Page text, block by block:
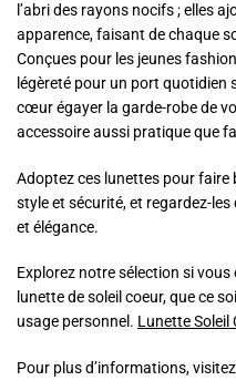
l’abri des rayons nocifs ; elles
apparence, faisant de chaque
Conçues pour les jeunes
légèreté pour un port quotidien
cœur égayer la garde-robe de
accessoire aussi pratique que
Adoptez ces lunettes pour faire
style et sécurité, et regardez-
et élégance.
Explorez notre sélection si
lunette de soleil coeur, que ce
usage personnel. Lunette Soleil
Pour plus d’informations,